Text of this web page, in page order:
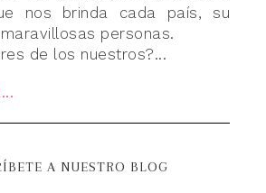
nos brinda cada país, su
personas.
de los nuestros?...
A NUESTRO BLOG